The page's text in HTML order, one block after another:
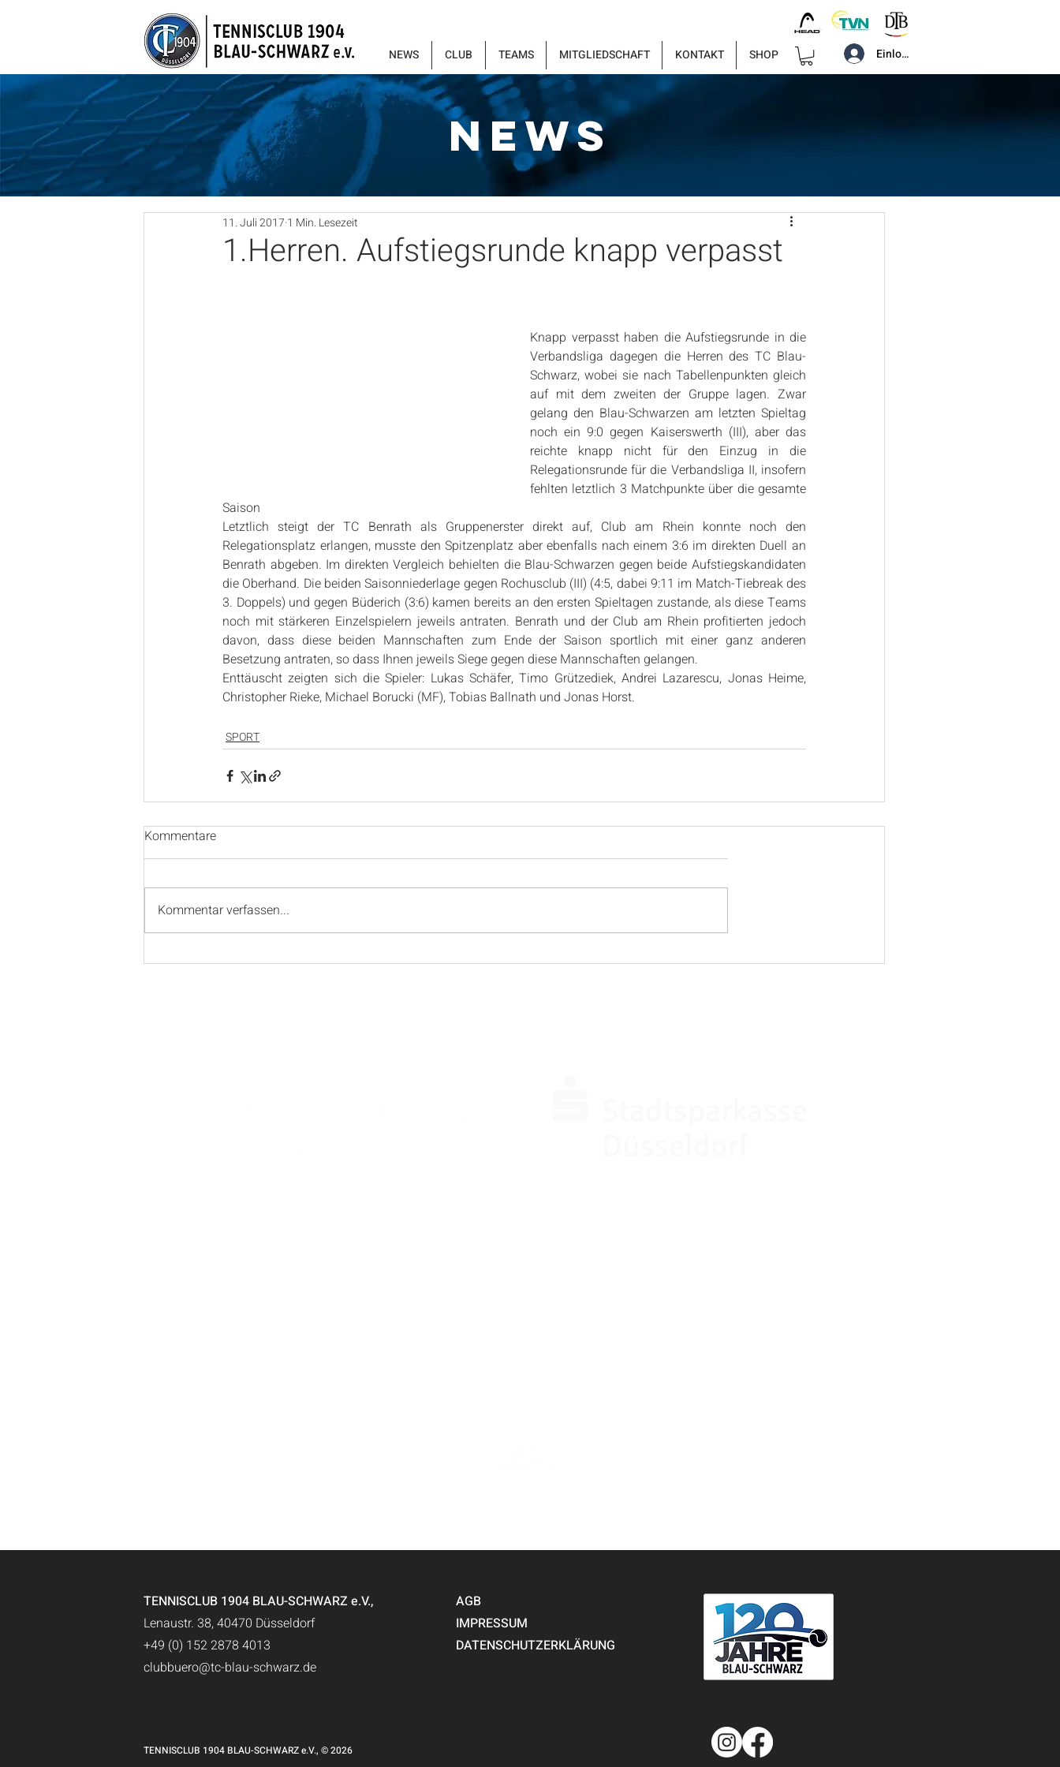
NEWS CLUB TEAMS MITGLIEDSCHAFT KONTAKT SHOP Einloggen
NEWS
1.Herren. Aufstiegsrunde knapp verpasst
11. Juli 2017 1 Min. Lesezeit
Knapp verpasst haben die Aufstiegsrunde in die
Verbandsliga dagegen die Herren des TC Blau-
Schwarz, wobei sie nach Tabellenpunkten gleich
auf mit dem zweiten der Gruppe lagen. Zwar
gelang den Blau-Schwarzen am letzten Spieltag
noch ein 9:0 gegen Kaiserswerth (III), aber das
reichte knapp nicht für den Einzug in die
Relegationsrunde für die Verbandsliga II, insofern
fehlten letztlich 3 Matchpunkte über die gesamte
Saison
Letztlich steigt der TC Benrath als Gruppenerster direkt auf, Club am Rhein konnte noch den
Relegationsplatz erlangen, musste den Spitzenplatz aber ebenfalls nach einem 3:6 im direkten Duell an
Benrath abgeben. Im direkten Vergleich behielten die Blau-Schwarzen gegen beide Aufstiegskandidaten
die Oberhand. Die beiden Saisonniederlage gegen Rochusclub (III) (4:5, dabei 9:11 im Match-Tiebreak des
3. Doppels) und gegen Büderich (3:6) kamen bereits an den ersten Spieltagen zustande, als diese Teams
noch mit stärkeren Einzelspielern jeweils antraten. Benrath und der Club am Rhein profitierten jedoch
davon, dass diese beiden Mannschaften zum Ende der Saison sportlich mit einer ganz anderen
Besetzung antraten, so dass Ihnen jeweils Siege gegen diese Mannschaften gelangen.
Enttäuscht zeigten sich die Spieler: Lukas Schäfer, Timo Grützediek, Andrei Lazarescu, Jonas Heime,
Christopher Rieke, Michael Borucki (MF), Tobias Ballnath und Jonas Horst.
SPORT
Kommentare
Kommentar verfassen...
TENNISCLUB 1904 BLAU-SCHWARZ e.V.,
Lenaustr. 38, 40470 Düsseldorf
+49 (0) 152 2878 4013
clubbuero@tc-blau-schwarz.de
AGB
IMPRESSUM
DATENSCHUTZERKLÄRUNG
TENNISCLUB 1904 BLAU-SCHWARZ e.V., © 2026